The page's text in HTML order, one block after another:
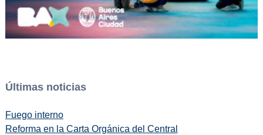
Últimas noticias
Fuego interno
Reforma en la Carta Orgánica del Central